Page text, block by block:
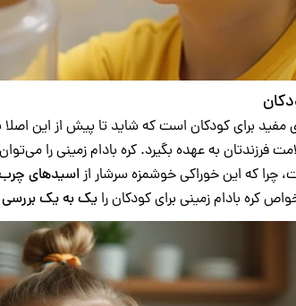
مفید برای کودکان است که شاید تا پیش از این
به عهده بگیرد. کره بادام‌ زمینی را
چرا که این خوراکی خوشمزه سرشار ازاسیدهای چرب
کره بادام ‌زمینی برای کودکان را یک به یک